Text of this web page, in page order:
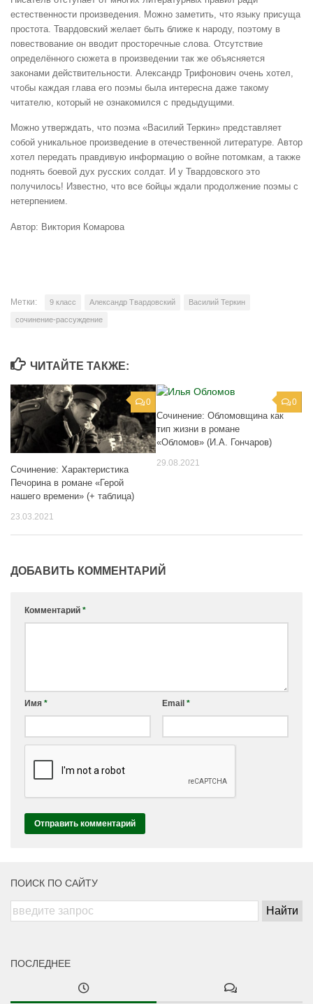
естественности произведения. Можно заметить, что языку присуща
простота. Твардовский желает быть ближе к народу, поэтому в
повествование он вводит просторечные слова. Отсутствие
определённого сюжета в произведении так же объясняется
законами действительности. Александр Трифонович очень хотел,
чтобы каждая глава его поэмы была интересна даже такому
читателю, который не ознакомился с предыдущими.
Можно утверждать, что поэма «Василий Теркин» представляет
собой уникальное произведение в отечественной литературе. Автор
хотел передать правдивую информацию о войне потомкам, а также
поднять боевой дух русских солдат. И у Твардовского это
получилось! Известно, что все бойцы ждали продолжение поэмы с
нетерпением.
Автор: Виктория Комарова
Метки: 9 класс Александр Твардовский Василий Теркин
сочинение-рассуждение
ЧИТАЙТЕ ТАКЖЕ:
0
Сочинение: Характеристика
Печорина в романе «Герой
нашего времени» (+ таблица)
23.03.2021
0
Сочинение: Обломовщина как
тип жизни в романе
«Обломов» (И.А. Гончаров)
29.08.2021
ДОБАВИТЬ КОММЕНТАРИЙ
Комментарий *
Имя * Email *
ПОИСК ПО САЙТУ
ПОСЛЕДНЕЕ